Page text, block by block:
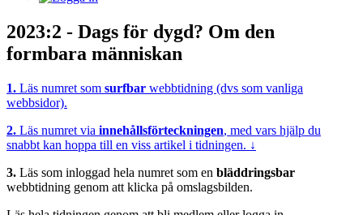
2023:2 - Dags för dygd? Om den
formbara människan
1. Läs numret som surfbar webbtidning (dvs som vanliga
webbsidor).
2. Läs numret via innehållsförteckningen, med vars hjälp du
snabbt kan hoppa till en viss artikel i tidningen. ↓
3. Läs som inloggad hela numret som en bläddringsbar
webbtidning genom att klicka på omslagsbilden.